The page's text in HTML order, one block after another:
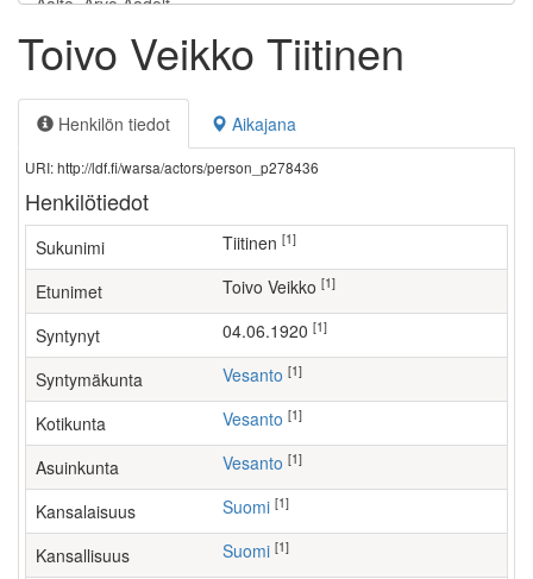
Toivo Veikko Tiitinen
Henkilön tiedot Aikajana
URI: http://ldf.fi/warsa/actors/person_p278436
Henkilötiedot
Sukunimi Tiitinen [1]
Etunimet Toivo Veikko [1]
Syntynyt 04.06.1920 [1]
Syntymäkunta Vesanto [1]
Kotikunta Vesanto [1]
Asuinkunta Vesanto [1]
Kansalaisuus Suomi [1]
Kansallisuus Suomi [1]